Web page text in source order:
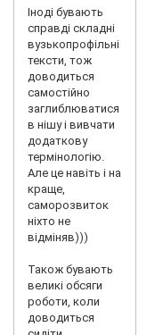
попередній
місяць і не
байдуже що він
майже
закінчився)
Служба
ДОСТАВКИ це
довбойби і
пьянички,
клієнти просто в
захваті роблять
як ім
займайнеться….
розцінки труба
окрім тих що
і запевняє що це
все…. АЛе
ПЕРЕНЕСЕМОСЯ
на сайт та іх IT
points Сам
Іноді бувають
справді складні
вузькопрофільні
тексти, тож
доводиться
самостійно
заглиблюватися
в нішу і вивчати
додаткову
термінологію.
Але це навіть і на
краще,
саморозвиток
ніхто не
відміняв)))
Також бувають
великі обсяги
роботи, коли
доводиться